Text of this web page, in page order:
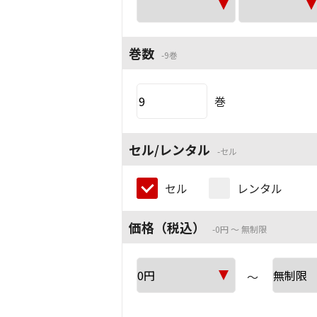
巻数 9巻
巻
セル/レンタル セル
セル レンタル
価格（税込） 0円 ～ 無制限
～